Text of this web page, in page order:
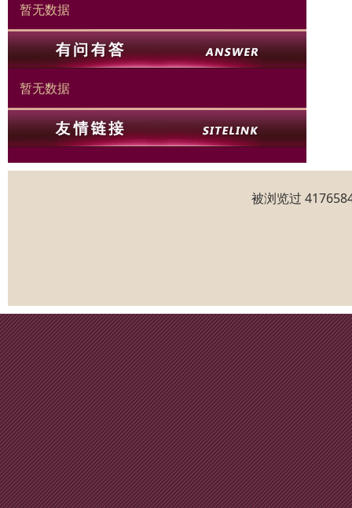
暂无数据
暂无数据
被浏览过